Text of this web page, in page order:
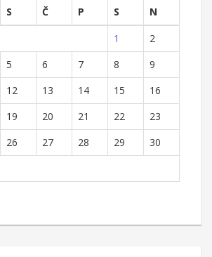
S Č P S
N
1
2
5 6 7 8
9
12 13 14 15
16
19 20 21 22
23
26 27 28 29
30